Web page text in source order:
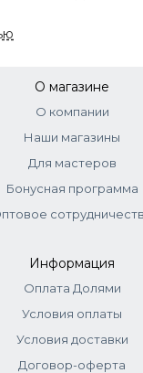
О магазине
О компании
Наши магазины
Для мастеров
Бонусная программа
Информация
Оплата Долями
Условия оплаты
Условия доставки
Договор-оферта